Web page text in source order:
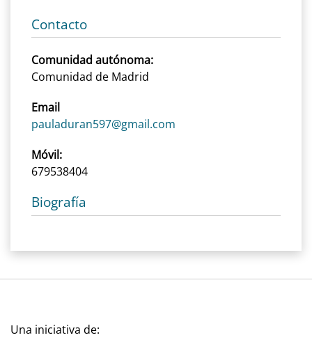
Contacto
Comunidad autónoma:
Comunidad de Madrid
Email
pauladuran597@gmail.com
Móvil:
679538404
Biografía
Una iniciativa de: